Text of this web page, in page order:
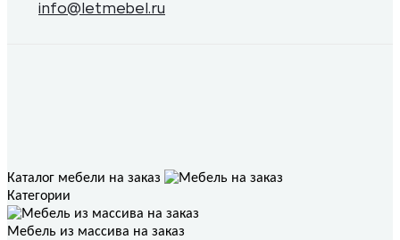
info@letmebel.ru
Каталог мебели на заказ
Категории
Мебель из массива на заказ